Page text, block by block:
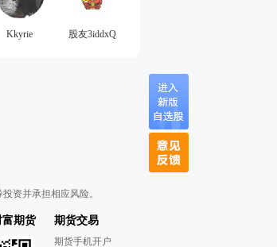
Kkyrie 股友3iddxQ
资并承担相应风险。
期货 期货交易
期货手机开户